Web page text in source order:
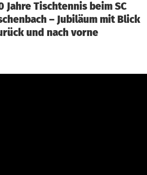
Jahre Tischtennis beim SC
– Jubiläum mit Blick
und nach vorne